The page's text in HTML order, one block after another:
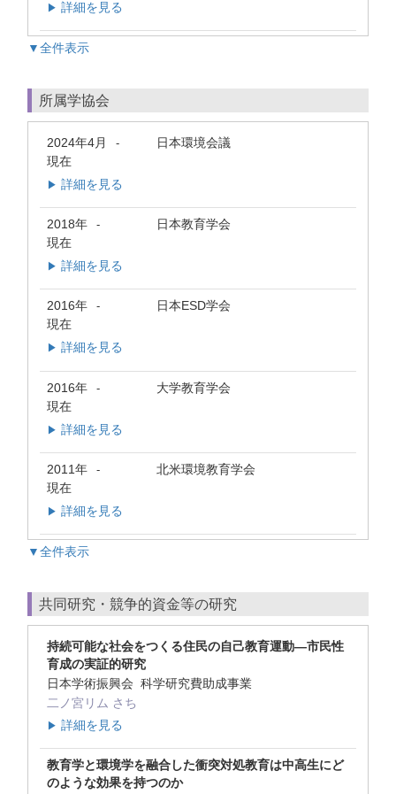
▶ 詳細を見る
▼全件表示
所属学協会
2024年4月 -
現在
日本環境会議
▶ 詳細を見る
2018年 -
現在
日本教育学会
▶ 詳細を見る
2016年 -
現在
日本ESD学会
▶ 詳細を見る
2016年 -
現在
大学教育学会
▶ 詳細を見る
2011年 -
現在
北米環境教育学会
▶ 詳細を見る
▼全件表示
共同研究・競争的資金等の研究
持続可能な社会をつくる住民の自己教育運動―市民性
育成の実証的研究
日本学術振興会 科学研究費助成事業
二ノ宮リム さち
▶ 詳細を見る
教育学と環境学を融合した衝突対処教育は中高生にど
のような効果を持つのか